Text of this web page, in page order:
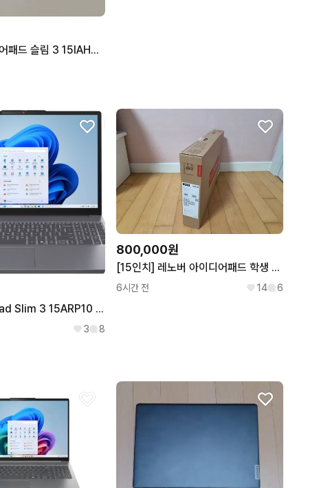
레노버 아이디어패드 슬림 3 15IAH7 노트북
미개봉 IdeaPad Slim 3 15ARP10 OLED 모델
3 8
800,000원
[15인치] 레노버 아이디어패드 학생 사무용 노트북
6시간 전 14 6